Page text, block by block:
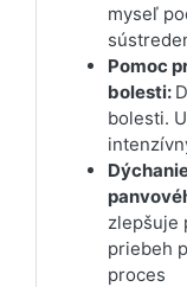
myseľ
Pomoc
bolesti:
bolesti.
zlepšuje
priebeh
proces